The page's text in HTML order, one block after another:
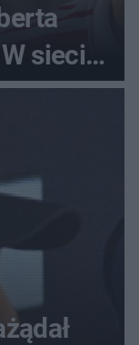
sieci